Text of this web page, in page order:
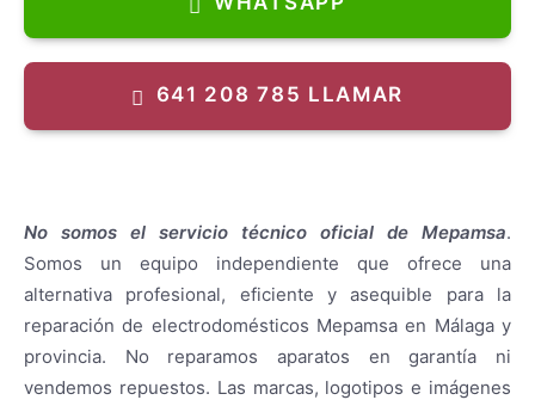
AEG
641 208 785 LLAMAR
No somos el servicio técnico oficial de Mepamsa.
Somos un equipo independiente que ofrece una
alternativa profesional, eficiente y asequible para la
reparación de electrodomésticos Mepamsa en Málaga y
provincia. No reparamos aparatos en garantía ni
vendemos repuestos. Las marcas, logotipos e imágenes